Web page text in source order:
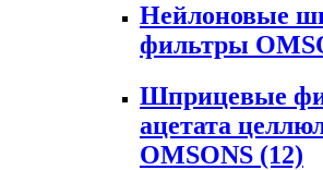
Нейлоновые
фильтры
Шприцевые
ацетата
OMSONS (12)